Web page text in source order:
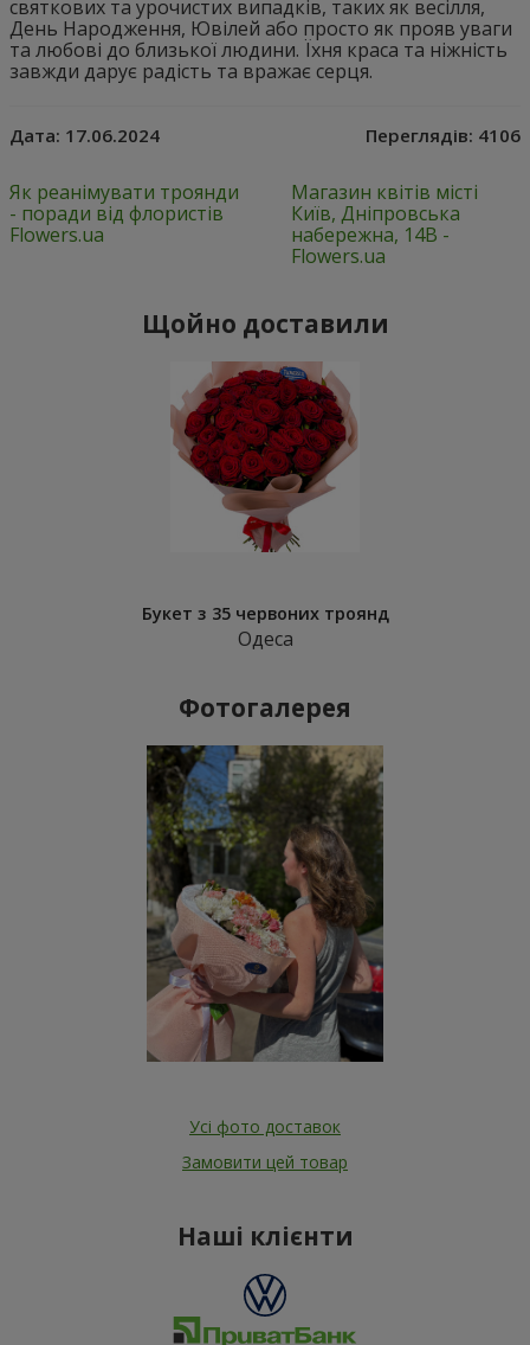
святкових та урочистих випадків, таких як весілля,
День Народження, Ювілей або просто як прояв уваги
та любові до близької людини. Їхня краса та ніжність
завжди дарує радість та вражає серця.
Дата: 17.06.2024 Переглядів: 4106
Як реанімувати троянди
- поради від флористів
Flowers.ua
Магазин квітів місті
Київ, Дніпровська
набережна, 14В -
Flowers.ua
Щойно доставили
Букет з 35 червоних троянд
Одеса
Фотогалерея
Усі фото доставок
Замовити цей товар
Наші клієнти